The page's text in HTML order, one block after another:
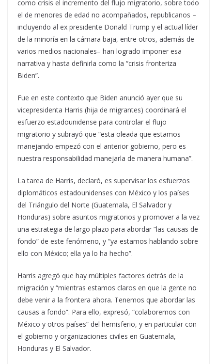
como crisis el incremento del flujo migratorio, sobre todo
el de menores de edad no acompañados, republicanos –
incluyendo al ex presidente Donald Trump y el actual líder
de la minoría en la cámara baja, entre otros, además de
varios medios nacionales– han logrado imponer esa
narrativa y hasta definirla como la “crisis fronteriza
Biden”.
Fue en este contexto que Biden anunció ayer que su
vicepresidenta Harris (hija de migrantes) coordinará el
esfuerzo estadounidense para controlar el flujo
migratorio y subrayó que “esta oleada que estamos
manejando empezó con el anterior gobierno, pero es
nuestra responsabilidad manejarla de manera humana”.
La tarea de Harris, declaró, es supervisar los esfuerzos
diplomáticos estadounidenses con México y los países
del Triángulo del Norte (Guatemala, El Salvador y
Honduras) sobre asuntos migratorios y promover a la vez
una estrategia de largo plazo para abordar “las causas de
fondo” de este fenómeno, y “ya estamos hablando sobre
ello con México; ella ya lo ha hecho”.
Harris agregó que hay múltiples factores detrás de la
migración y “mientras estamos claros en que la gente no
debe venir a la frontera ahora. Tenemos que abordar las
causas a fondo”. Para ello, expresó, “colaboremos con
México y otros países” del hemisferio, y en particular con
el gobierno y organizaciones civiles en Guatemala,
Honduras y El Salvador.